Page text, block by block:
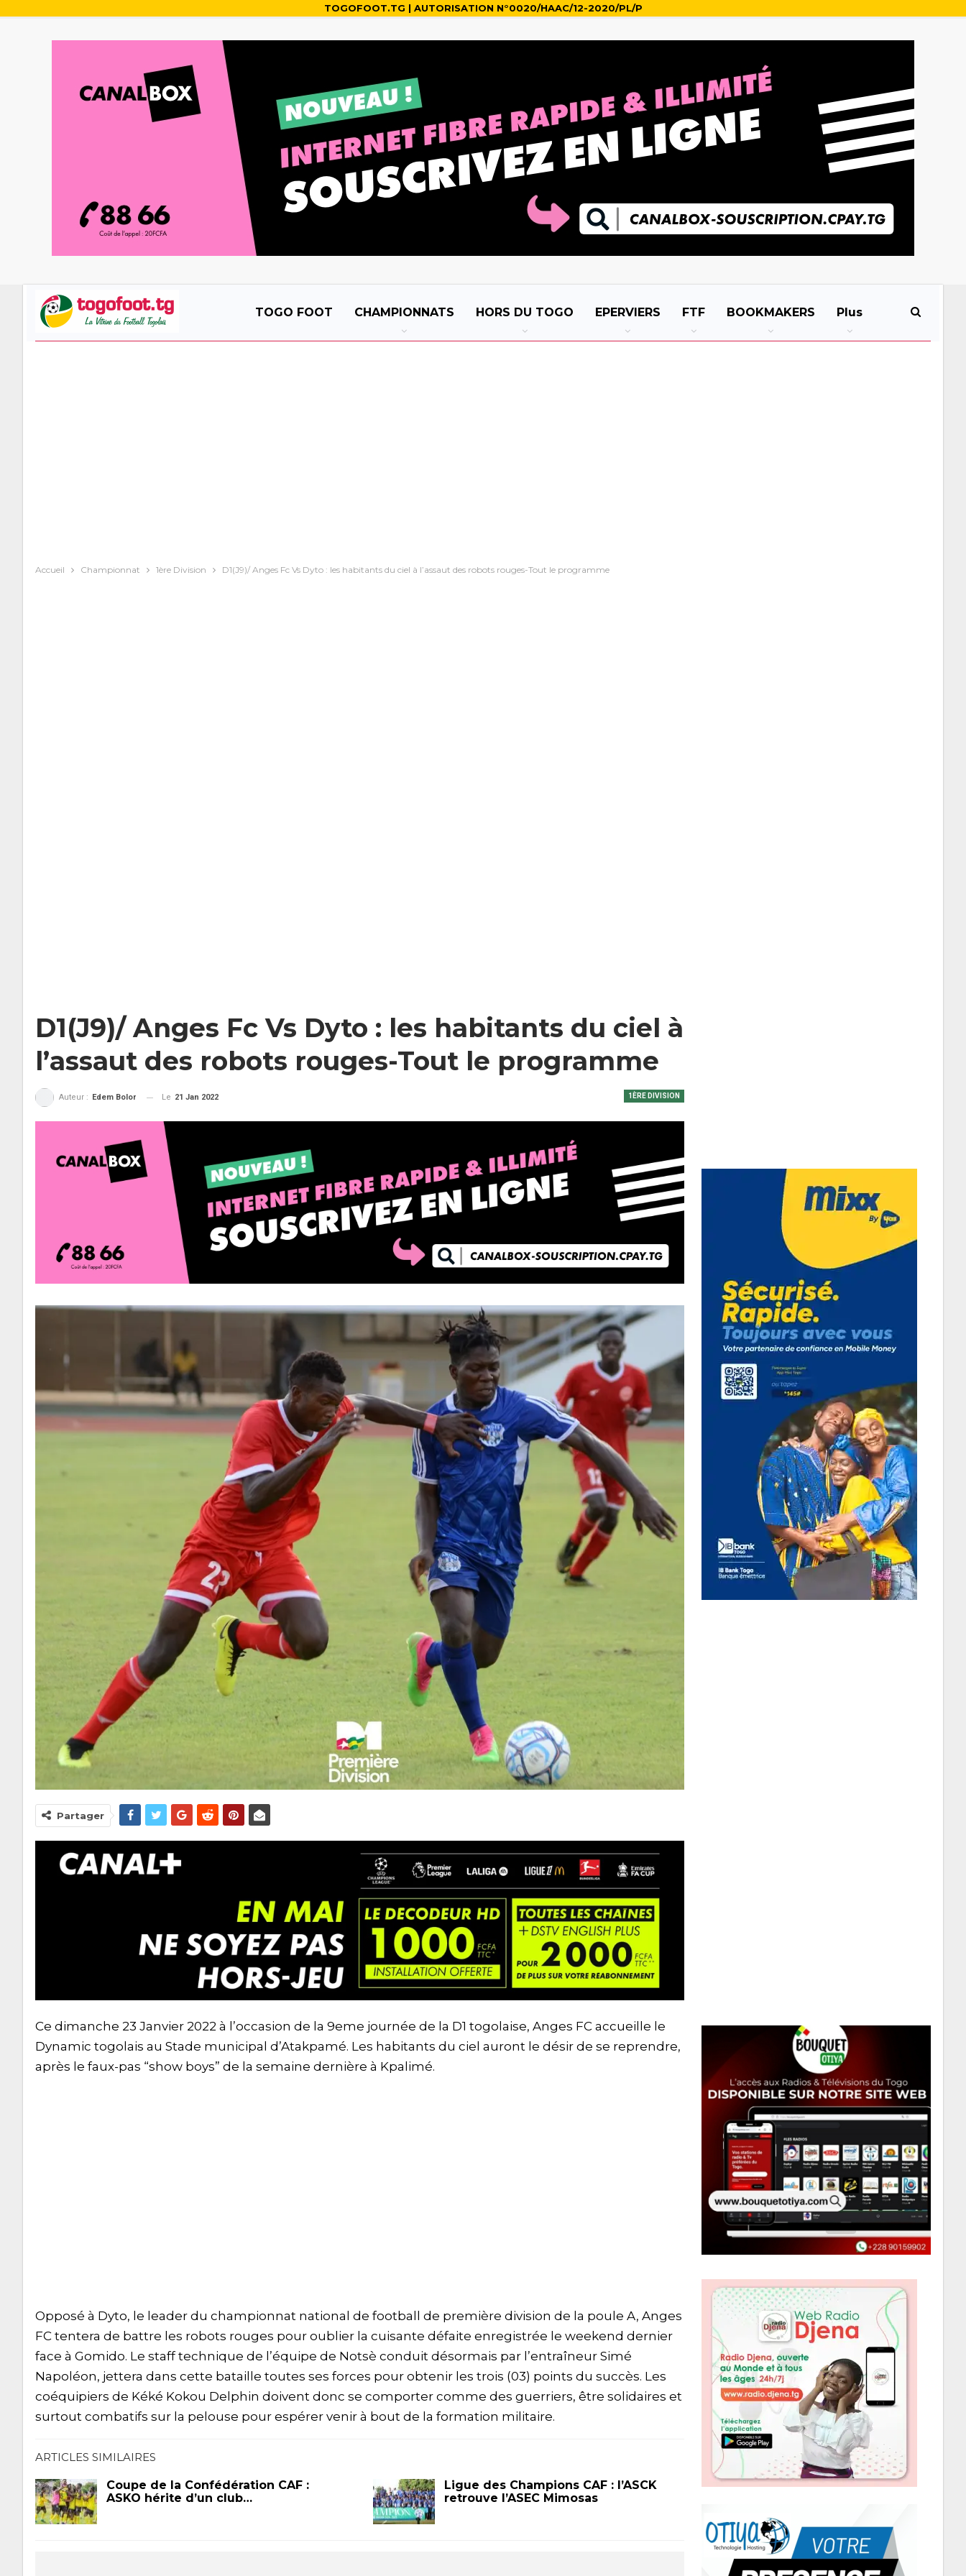
TOGOFOOT.TG | AUTORISATION N°0020/HAAC/12-2020/PL/P
TOGO FOOT CHAMPIONNATS HORS DU TOGO EPERVIERS FTF BOOKMAKERS Plus
Accueil Championnat 1ère Division D1(J9)/ Anges Fc Vs Dyto : les habitants du ciel à l’assaut des robots rouges-Tout le programme
D1(J9)/ Anges Fc Vs Dyto : les habitants du ciel à
l’assaut des robots rouges-Tout le programme
1ÈRE DIVISION
Auteur : Edem Bolor Le 21 Jan 2022
Partager
Ce dimanche 23 Janvier 2022 à l’occasion de la 9eme journée de la D1 togolaise, Anges FC accueille le
Dynamic togolais au Stade municipal d’Atakpamé. Les habitants du ciel auront le désir de se reprendre,
après le faux-pas “show boys” de la semaine dernière à Kpalimé.
Opposé à Dyto, le leader du championnat national de football de première division de la poule A, Anges
FC tentera de battre les robots rouges pour oublier la cuisante défaite enregistrée le weekend dernier
face à Gomido. Le staff technique de l’équipe de Notsè conduit désormais par l’entraîneur Simé
Napoléon, jettera dans cette bataille toutes ses forces pour obtenir les trois (03) points du succès. Les
coéquipiers de Kéké Kokou Delphin doivent donc se comporter comme des guerriers, être solidaires et
surtout combatifs sur la pelouse pour espérer venir à bout de la formation militaire.
ARTICLES SIMILAIRES
Coupe de la Confédération CAF :
ASKO hérite d’un club…
Ligue des Champions CAF : l’ASCK
retrouve l’ASEC Mimosas